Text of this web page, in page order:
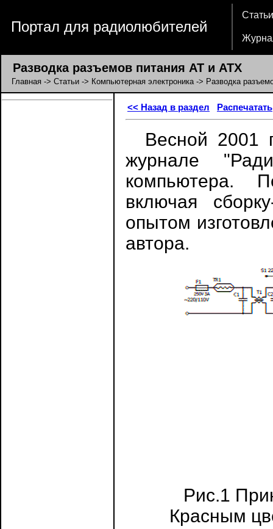
Портал для радиолюбителей
Статьи
Разводка разъемов питания AT и ATX
Главная -> Статьи -> Компьютерная электроника-> Разводка
<< Назад в раздел Распечатать
Весной 2001
журнале
компьютера.
включая
опытом
автора.
Рис.1
Красным